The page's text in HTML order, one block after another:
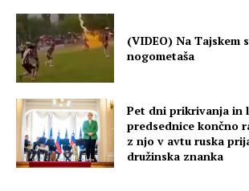
(VIDEO) Na Tajskem
nogometaša
Pet dni prikrivanja in
predsednice končno
z njo v avtu ruska
družinska znanka